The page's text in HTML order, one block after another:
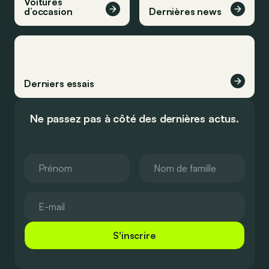
d’occasion
Dernières news
Derniers essais
Ne passez pas à côté des dernières actus.
S'inscrire